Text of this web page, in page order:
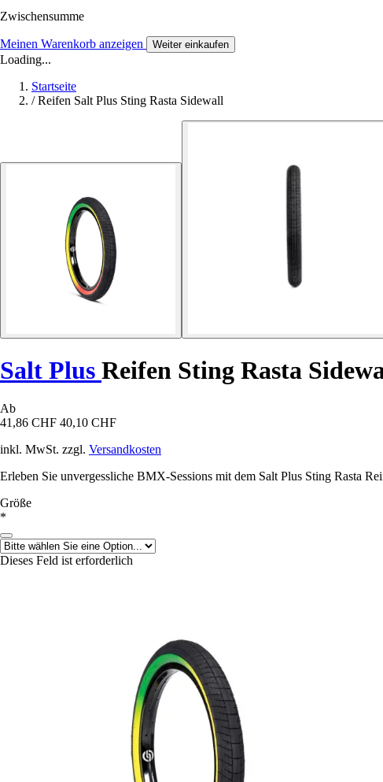
Zwischensumme
Meinen Warenkorb anzeigen Weiter einkaufen
Loading...
Startseite
/ Reifen Salt Plus Sting Rasta Sidewall
Salt Plus Reifen Sting Rasta
Ab
41,86 CHF 40,10 CHF
inkl. MwSt. zzgl. Versandkosten
Erleben Sie unvergessliche BMX-Sessions mit dem Salt Plus Sting Rasta
Größe
*
Dieses Feld ist erforderlich